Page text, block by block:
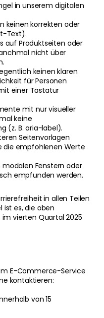
in unserem digitalen
keinen korrekten oder
Text).
auf Produktseiten oder
nicht über
keinen klaren
für Personen
einer Tastatur
mit nur visueller
keine
(z. B. aria-label).
Seitenvorlagen
die empfohlenen Werte
modalen Fenstern oder
empfunden werden.
in allen Teilen
ist es, die oben
vierten Quartal 2025
E-Commerce-Service
kontaktieren:
von 15